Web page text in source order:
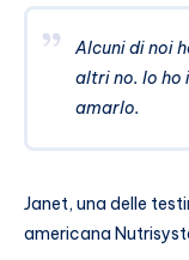
Alcuni di noi
altri no. Io
amarlo.
Janet, una delle
americana